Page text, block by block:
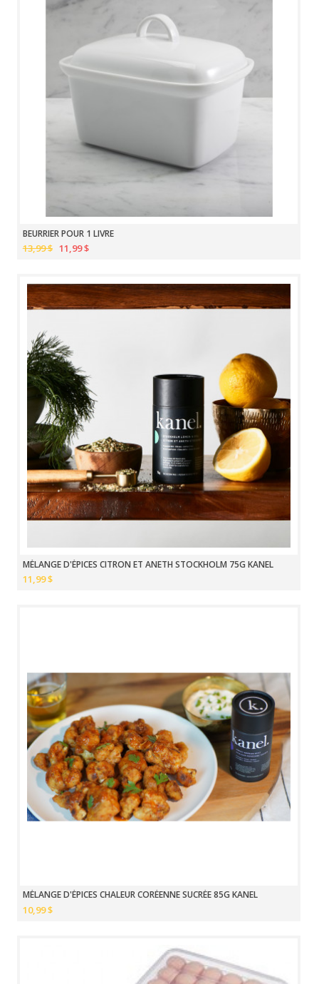
BEURRIER POUR 1 LIVRE
13,99 $ 11,99 $
MÉLANGE D'ÉPICES CITRON ET ANETH STOCKHOLM 75G KANEL
11,99 $
MÉLANGE D'ÉPICES CHALEUR CORÉENNE SUCRÉE 85G KANEL
10,99 $